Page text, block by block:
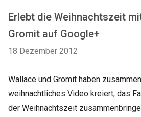
Erlebt die Weihnachtszeit
Gromit auf Google+
18 Dezember 2012
Wallace und Gromit haben
weihnachtliches Video kreiert, das
der Weihnachtszeit